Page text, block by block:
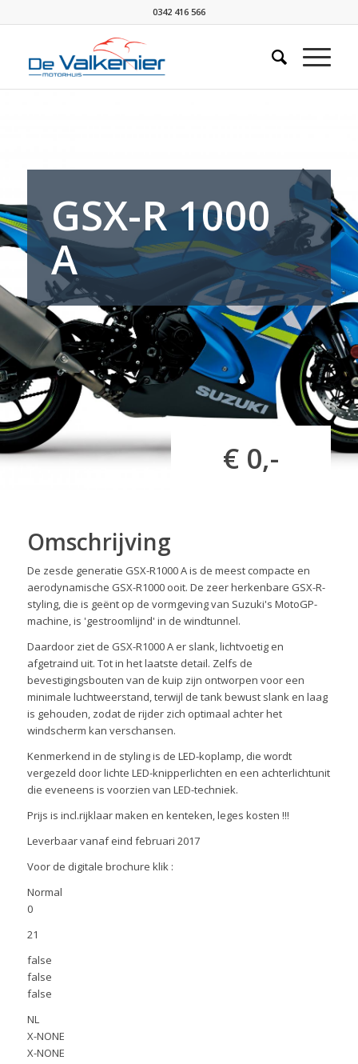
0342 416 566
GSX-R 1000
A
€ 0,-
Omschrijving
De zesde generatie GSX-R1000 A is de meest compacte en
aerodynamische GSX-R1000 ooit. De zeer herkenbare GSX-R-
styling, die is geënt op de vormgeving van Suzuki's MotoGP-
machine, is 'gestroomlijnd' in de windtunnel.
Daardoor ziet de GSX-R1000 A er slank, lichtvoetig en
afgetraind uit. Tot in het laatste detail. Zelfs de
bevestigingsbouten van de kuip zijn ontworpen voor een
minimale luchtweerstand, terwijl de tank bewust slank en laag
is gehouden, zodat de rijder zich optimaal achter het
windscherm kan verschansen.
Kenmerkend in de styling is de LED-koplamp, die wordt
vergezeld door lichte LED-knipperlichten en een achterlichtunit
die eveneens is voorzien van LED-techniek.
Prijs is incl.rijklaar maken en kenteken, leges kosten !!!
Leverbaar vanaf eind februari 2017
Voor de digitale brochure klik :
Normal
0
21
false
false
false
NL
X-NONE
X-NONE